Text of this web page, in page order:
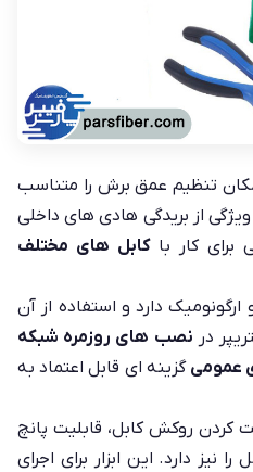
تنظیم عمق برش را متناسب
از بریدگی هادی های داخلی
برای کار باکابل های مختلف
دارد و استفاده از آن
در نصب های روزمره شبکه
عمومی گزینه ای قابل اعتماد به
کردن روکش کابل، قابلیت پانچ
دارد. این ابزار برای اجرای